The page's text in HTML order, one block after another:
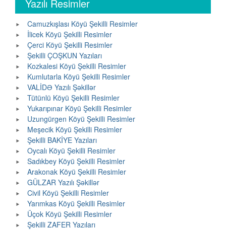
Yazılı Resimler
Camuzkışlası Köyü Şekilli Resimler
İlicek Köyü Şekilli Resimler
Çerci Köyü Şekilli Resimler
Şekilli ÇOŞKUN Yazıları
Kozkalesi Köyü Şekilli Resimler
Kumlutarla Köyü Şekilli Resimler
VALİDƏ Yazılı Şəkillər
Tütünlü Köyü Şekilli Resimler
Yukarıpınar Köyü Şekilli Resimler
Uzungürgen Köyü Şekilli Resimler
Meşecik Köyü Şekilli Resimler
Şekilli BAKİYE Yazıları
Oycalı Köyü Şekilli Resimler
Sadıkbey Köyü Şekilli Resimler
Arakonak Köyü Şekilli Resimler
GÜLZAR Yazılı Şəkillər
Civil Köyü Şekilli Resimler
Yarımkas Köyü Şekilli Resimler
Üçok Köyü Şekilli Resimler
Şekilli ZAFER Yazıları